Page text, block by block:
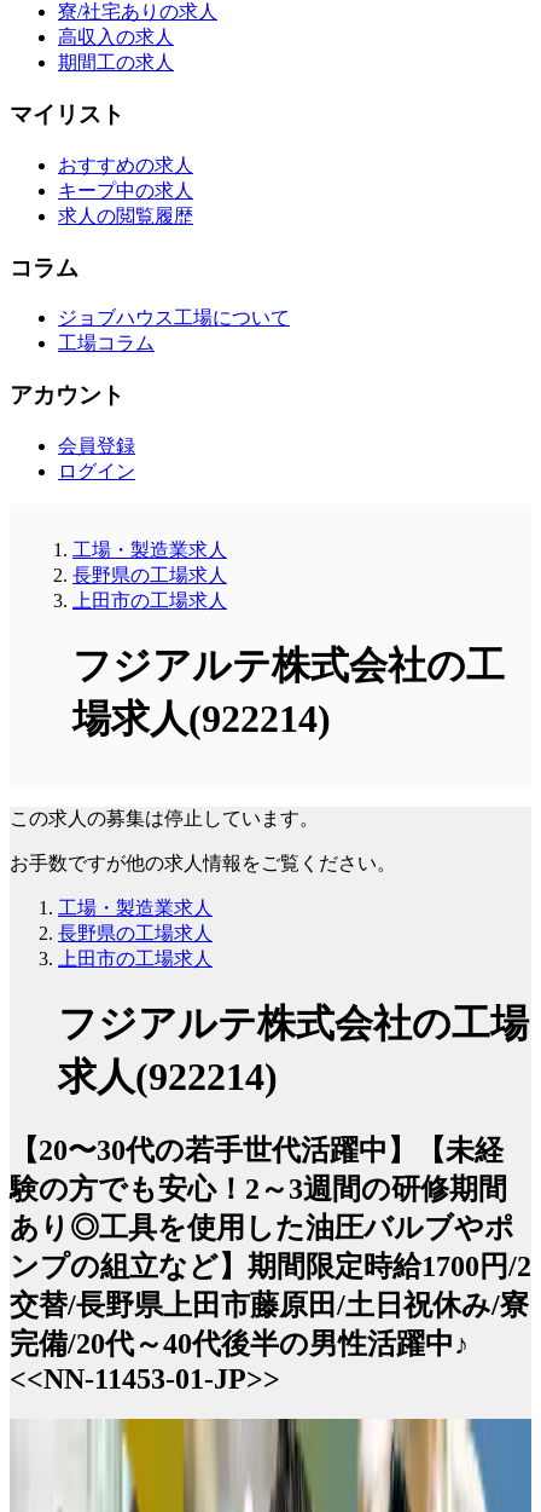
寮/社宅ありの求人
高収入の求人
期間工の求人
マイリスト
おすすめの求人
キープ中の求人
求人の閲覧履歴
コラム
ジョブハウス工場について
工場コラム
アカウント
会員登録
ログイン
工場・製造業求人
長野県の工場求人
上田市の工場求人
フジアルテ株式会社の工
場求人(922214)
この求人の募集は停止しています。
お手数ですが他の求人情報をご覧ください。
工場・製造業求人
長野県の工場求人
上田市の工場求人
フジアルテ株式会社の工場
求人(922214)
【20〜30代の若手世代活躍中】【未経
験の方でも安心！2～3週間の研修期間
あり◎工具を使用した油圧バルブやポ
ンプの組立など】期間限定時給1700円/2
交替/長野県上田市藤原田/土日祝休み/寮
完備/20代～40代後半の男性活躍中♪
<<NN-11453-01-JP>>